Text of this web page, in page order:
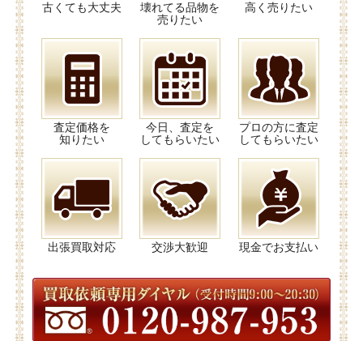
古くても大丈夫
壊れてる品物を
売りたい
高く売りたい
査定価格を
知りたい
今日、査定を
してもらいたい
プロの方に査定
してもらいたい
出張買取対応 交渉大歓迎 現金でお支払い